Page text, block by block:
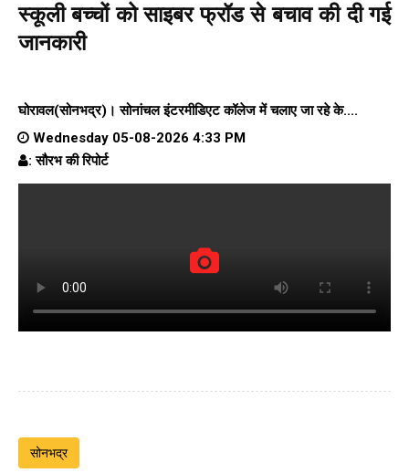
स्कूली बच्चों को साइबर फ्रॉड से बचाव की दी गई
जानकारी
घोरावल(सोनभद्र)। सोनांचल इंटरमीडिएट कॉलेजमें चलाए जा रहे के....
Wednesday 05-08-2026 4:33 PM
: सौरभ की रिपोर्ट
सोनभद्र